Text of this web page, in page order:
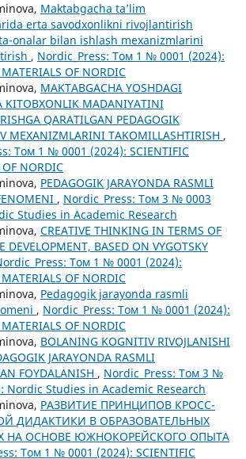
Maktabgacha ta’lim
erta savodxonlikni rivojlantirish
onalar bilan ishlash mexanizmlarini
, Nordic_Press: Том 1 № 0001 (2024):
OF NORDIC
MAKTABGACHA YOSHDAGI
KITOBXONLIK MADANIYATINI
QARATILGAN PEDAGOGIK
MEXANIZMLARINI TAKOMILLASHTIRISH ,
Том 1 № 0001 (2024): SCIENTIFIC
NORDIC
PEDAGOGIK JARAYONDA RASMLI
, Nordic_Press: Том 3 № 0003
Studies in Academic Research
CREATIVE THINKING IN TERMS OF
DEVELOPMENT, BASED ON VYGOTSKY
Том 1 № 0001 (2024):
OF NORDIC
Pedagogik jarayonda rasmli
, Nordic_Press: Том 1 № 0001 (2024):
OF NORDIC
BOLANING KOGNITIV RIVOJLANISHI
JARAYONDA RASMLI
FOYDALANISH , Nordic_Press: Том 3 №
Nordic Studies in Academic Research
РАЗВИТИЕ ПРИНЦИПОВ КРОСС-
ДИДАКТИКИ В ОБРАЗОВАТЕЛЬНЫХ
НА ОСНОВЕ ЮЖНОКОРЕЙСКОГО ОПЫТА
Том 1 № 0001 (2024): SCIENTIFIC